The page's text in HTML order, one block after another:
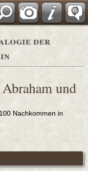
Adressbücher
der
und
Nachkommen in